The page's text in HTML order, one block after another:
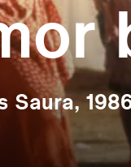
Saura,